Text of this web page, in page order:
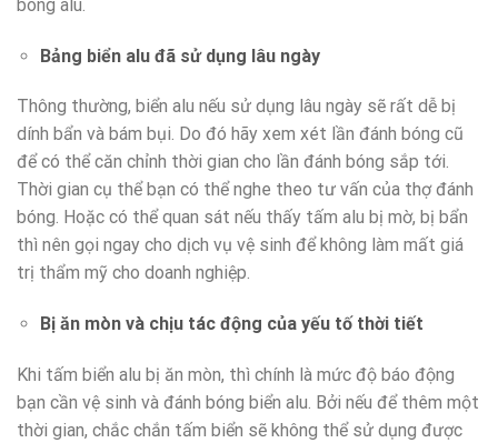
bóng alu.
Bảng biển alu đã sử dụng lâu ngày
Thông thường, biển alu nếu sử dụng lâu ngày sẽ rất dễ bị
dính bẩn và bám bụi. Do đó hãy xem xét lần đánh bóng cũ
để có thể căn chỉnh thời gian cho lần đánh bóng sắp tới.
Thời gian cụ thể bạn có thể nghe theo tư vấn của thợ đánh
bóng. Hoặc có thể quan sát nếu thấy tấm alu bị mờ, bị bẩn
thì nên gọi ngay cho dịch vụ vệ sinh để không làm mất giá
trị thẩm mỹ cho doanh nghiệp.
Bị ăn mòn và chịu tác động của yếu tố thời tiết
Khi tấm biển alu bị ăn mòn, thì chính là mức độ báo động
bạn cần vệ sinh và đánh bóng biển alu. Bởi nếu để thêm một
thời gian, chắc chắn tấm biển sẽ không thể sử dụng được